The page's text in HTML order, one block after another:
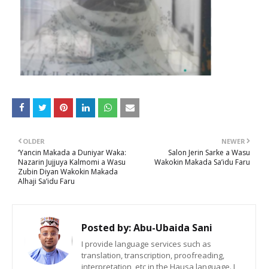
NEWER
Salon Jerin Sarke a Wasu
Wakokin Makada Sa’idu Faru
OLDER
‘Yancin Makada a Duniyar Waka:
Nazarin Jujjuya Kalmomi a Wasu
Zubin Diyan Wakokin Makada
Alhaji Sa’idu Faru
Posted by:Abu-Ubaida Sani
I provide language services such as
translation, transcription, proofreading,
interpretation, etc in the Hausa language. I